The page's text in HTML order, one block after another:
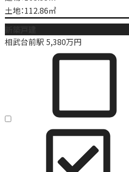
土地：112.86㎡
相武台前駅 5,380万円